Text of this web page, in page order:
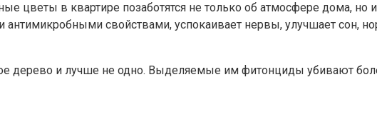
цветы в квартире позаботятся не только об атмосфере дома,
свойствами, успокаивает нервы, улучшает сон,
дерево и лучше не одно. Выделяемые им фитонциды убивают